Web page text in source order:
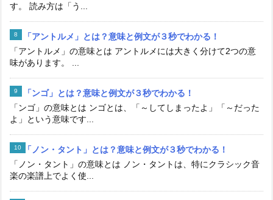
す。 読み方は「う...
「アントルメ」とは？意味と例文が３秒でわかる！
「アントルメ」の意味とは アントルメには大きく分けて2つの意
味があります。 ...
「ンゴ」とは？意味と例文が３秒でわかる！
「ンゴ」の意味とは ンゴとは、「～してしまったよ」「～だった
よ」という意味です...
「ノン・タント」とは？意味と例文が３秒でわかる！
「ノン・タント」の意味とは ノン・タントは、特にクラシック音
楽の楽譜上でよく使...